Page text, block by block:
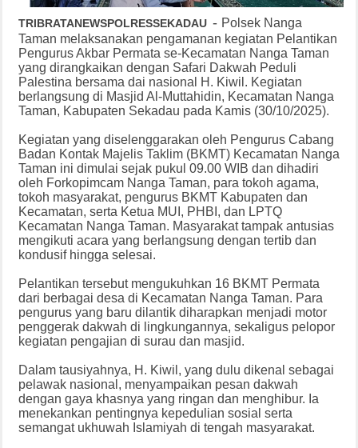
TRIBRATANEWSPOLRESSEKADAU - Polsek Nanga
Taman melaksanakan pengamanan kegiatan Pelantikan
Pengurus Akbar Permata se-Kecamatan Nanga Taman
yang dirangkaikan dengan Safari Dakwah Peduli
Palestina bersama dai nasional H. Kiwil. Kegiatan
berlangsung di Masjid Al-Muttahidin, Kecamatan Nanga
Taman, Kabupaten Sekadau pada Kamis (30/10/2025).
Kegiatan yang diselenggarakan oleh Pengurus Cabang
Badan Kontak Majelis Taklim (BKMT) Kecamatan Nanga
Taman ini dimulai sejak pukul 09.00 WIB dan dihadiri
oleh Forkopimcam Nanga Taman, para tokoh agama,
tokoh masyarakat, pengurus BKMT Kabupaten dan
Kecamatan, serta Ketua MUI, PHBI, dan LPTQ
Kecamatan Nanga Taman. Masyarakat tampak antusias
mengikuti acara yang berlangsung dengan tertib dan
kondusif hingga selesai.
Pelantikan tersebut mengukuhkan 16 BKMT Permata
dari berbagai desa di Kecamatan Nanga Taman. Para
pengurus yang baru dilantik diharapkan menjadi motor
penggerak dakwah di lingkungannya, sekaligus pelopor
kegiatan pengajian di surau dan masjid.
Dalam tausiyahnya, H. Kiwil, yang dulu dikenal sebagai
pelawak nasional, menyampaikan pesan dakwah
dengan gaya khasnya yang ringan dan menghibur. Ia
menekankan pentingnya kepedulian sosial serta
semangat ukhuwah Islamiyah di tengah masyarakat.